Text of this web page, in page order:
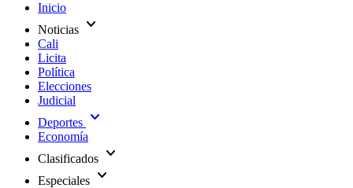
Inicio
Noticias expand_more
Cali
Licita
Política
Elecciones
Judicial
Deportes expand_more
Economía
Clasificados expand_more
Especiales expand_more